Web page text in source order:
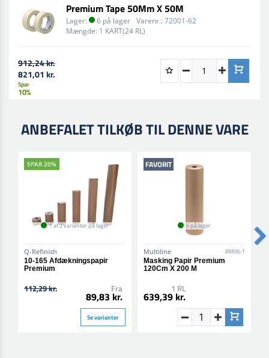
Premium Tape 50Mm X 50M
Lager: 6 på lager Varenr.: 72001-62
Mængde: 1 KART(24 RL)
912,24 kr.
821,01 kr.
Spar
10%
ANBEFALET TILKØB TIL DENNE VARE
SPAR 20%
1 af 2 varianter på lager
Q-Refinish
10-165 Afdækningspapir
Premium
112,29 kr. Fra
89,83 kr.
Se varianter
FAVORIT
6 på lager
Multiline 88896-1
Masking Papir Premium
120Cm X 200 M
1 RL
639,39 kr.